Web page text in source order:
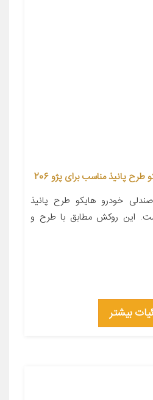
پانیذ مناسب برای پژو 206
خودرو هایکو طرح پانیذ
برای پژو 206 است. این روکش مطابق با طرح و
بیشتر